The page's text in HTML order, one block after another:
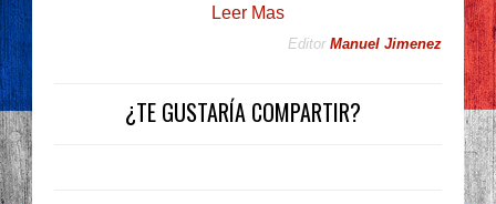
Leer Mas
Editor Manuel Jimenez
¿TE GUSTARÍA COMPARTIR?